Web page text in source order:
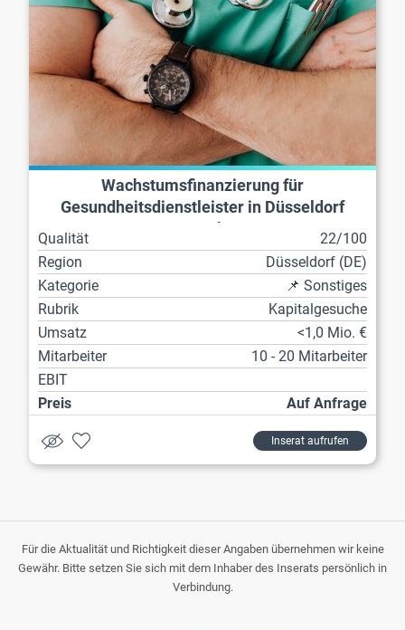
Wachstumsfinanzierung für
Gesundheitsdienstleister in Düsseldorf
Qualität
22/100
Region
Düsseldorf (DE)
Kategorie
📌 Sonstiges
Rubrik
Kapitalgesuche
Umsatz
<1,0 Mio. €
Mitarbeiter
10 - 20 Mitarbeiter
EBIT
Preis
Auf Anfrage
Inserat aufrufen
Für die Aktualität und Richtigkeit dieser Angaben übernehmen wir keine
Gewähr. Bitte setzen Sie sich mit dem Inhaber des Inserats persönlich in
Verbindung.